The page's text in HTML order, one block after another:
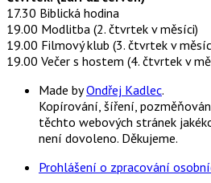
17.30 Biblická hodina
19.00 Modlitba (2. čtvrtek v měsíci)
19.00 Filmový klub (3. čtvrtek v
19.00 Večer s hostem (4. čtvrtek v
Made byOndřej Kadlec.
Kopírování, šíření,
těchto webových stránek
není dovoleno. Děkujeme.
Prohlášení o zpracování